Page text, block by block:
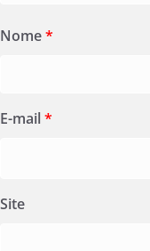
Nome*
E-mail*
Site